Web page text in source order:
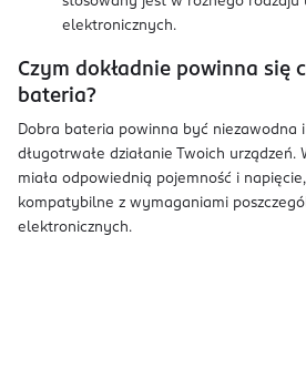
elektronicznych.
Czym dokładnie powinna się
bateria?
Dobra bateria powinna być niezawodna
długotrwałe działanie Twoich urządzeń.
miała odpowiednią pojemność i
kompatybilne z wymaganiami
elektronicznych.